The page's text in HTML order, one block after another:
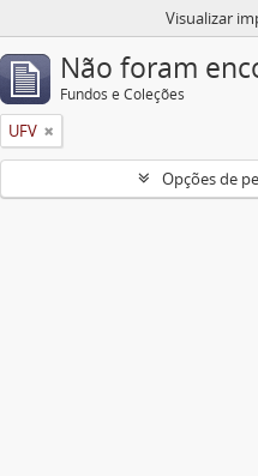
Visualizar
Não foram
Fundos e Coleções
UFV
Opções de